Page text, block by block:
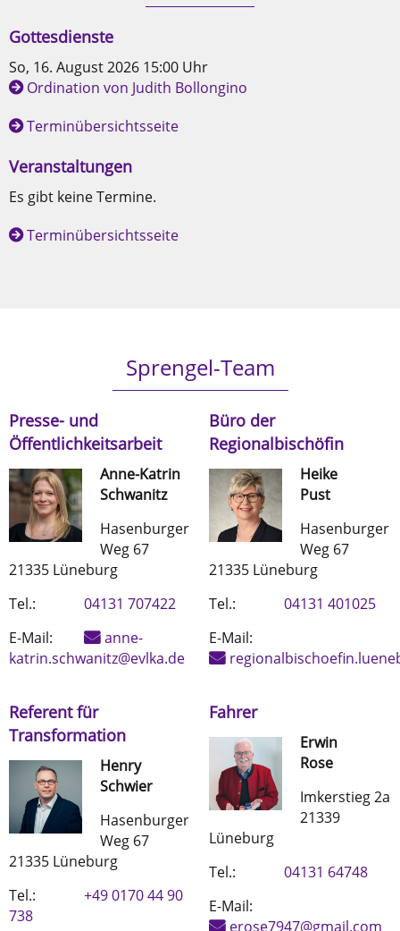
Gottesdienste
So, 16. August 2026 15:00 Uhr
Ordination von Judith Bollongino
Terminübersichtsseite
Veranstaltungen
Es gibt keine Termine.
Terminübersichtsseite
Sprengel-Team
Presse- und
Öffentlichkeitsarbeit
Anne-Katrin
Schwanitz
Hasenburger
Weg 67
21335 Lüneburg
Tel.:
04131 707422
E-Mail:
anne-
katrin.schwanitz@evlka.de
Büro der
Regionalbischöfin
Heike
Pust
Hasenburger
Weg 67
21335 Lüneburg
Tel.:
04131 401025
E-Mail:
Referent für
Transformation
Henry
Schwier
Hasenburger
Weg 67
21335 Lüneburg
Tel.:
+49 0170 44 90
738
Fahrer
Erwin
Rose
Imkerstieg 2a
21339
Lüneburg
Tel.:
04131 64748
E-Mail:
erose7947@gmail.com